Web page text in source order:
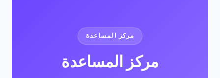
مركز المساعدة
مركز المساعدة